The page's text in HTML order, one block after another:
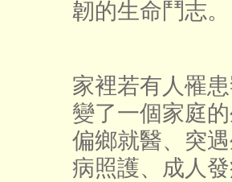
韌的生命鬥志。
家裡若有人罹
變了一個家庭
偏鄉就醫、突
病照護、成人